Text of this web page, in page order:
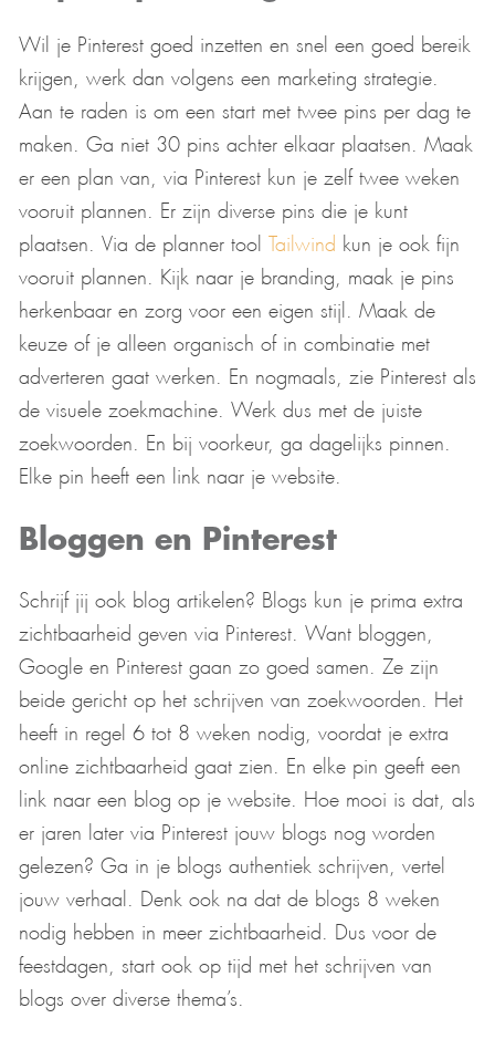
Wil je Pinterest goed inzetten en snel een goed bereik
krijgen, werk dan volgens een marketing strategie.
Aan te raden is om een start met twee pins per dag te
maken. Ga niet 30 pins achter elkaar plaatsen. Maak
er een plan van, via Pinterest kun je zelf twee weken
vooruit plannen. Er zijn diverse pins die je kunt
plaatsen. Via de planner tool Tailwind kun je ook fijn
vooruit plannen. Kijk naar je branding, maak je pins
herkenbaar en zorg voor een eigen stijl. Maak de
keuze of je alleen organisch of in combinatie met
adverteren gaat werken. En nogmaals, zie Pinterest als
de visuele zoekmachine. Werk dus met de juiste
zoekwoorden. En bij voorkeur, ga dagelijks pinnen.
Elke pin heeft een link naar je website.
Bloggen en Pinterest
Schrijf jij ook blog artikelen? Blogs kun je prima extra
zichtbaarheid geven via Pinterest. Want bloggen,
Google en Pinterest gaan zo goed samen. Ze zijn
beide gericht op het schrijven van zoekwoorden. Het
heeft in regel 6 tot 8 weken nodig, voordat je extra
online zichtbaarheid gaat zien. En elke pin geeft een
link naar een blog op je website. Hoe mooi is dat, als
er jaren later via Pinterest jouw blogs nog worden
gelezen? Ga in je blogs authentiek schrijven, vertel
jouw verhaal. Denk ook na dat de blogs 8 weken
nodig hebben in meer zichtbaarheid. Dus voor de
feestdagen, start ook op tijd met het schrijven van
blogs over diverse thema’s.